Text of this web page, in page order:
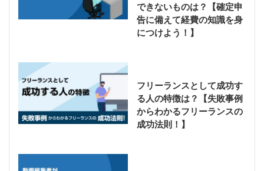
できないものは？【確定申
告に備えて経費の知識を身
につけよう！】
フリーランスとして成功す
る人の特徴は？【失敗事例
からわかるフリーランスの
成功法則！】